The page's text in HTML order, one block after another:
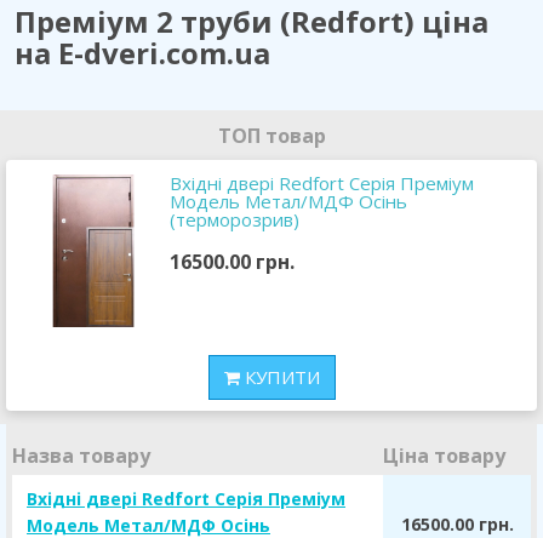
Преміум 2 труби (Redfort) ціна
на E-dveri.com.ua
Назва товару Ціна товару
Вхідні двері Redfort Серія Преміум
Модель Метал/МДФ Осінь
16500.00 грн.
ТОП товар
Вхідні двері Redfort Серія Преміум
Модель Метал/МДФ Осінь
(терморозрив)
16500.00 грн.
КУПИТИ